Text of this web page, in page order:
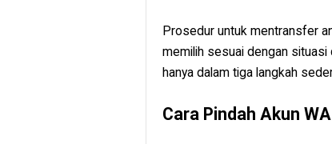
Prosedur untuk mentransfer
memilih sesuai dengan
hanya dalam tiga langkah
Cara Pindah Akun